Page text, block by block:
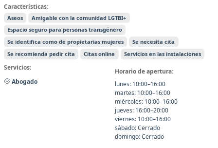
Características:
Aseos
Amigable con la comunidad LGTBI+
Espacio seguro para personas transgénero
Se identifica como de propietarias mujeres
Se necesita cita
Se recomienda pedir cita
Citas online Servicios en las instalaciones
Servicios:
Abogado
Horario de apertura:
lunes: 10:00–16:00
martes: 10:00–16:00
miércoles: 10:00–16:00
jueves: 16:00–20:00
viernes: 10:00–16:00
sábado: Cerrado
domingo: Cerrado